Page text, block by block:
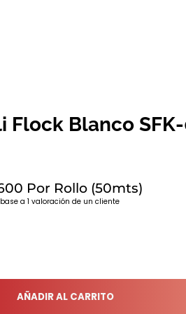
Flock Blanco
Por Rollo (50mts)
a1 valoración de un cliente
AÑADIR AL CARRITO